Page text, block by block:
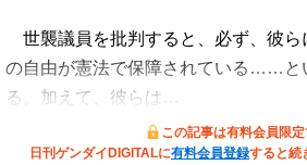
世襲議員を批判すると、必ず、彼ら
の自由が憲法で保障されている……と
る。加えて、彼らは…
この記事は有料会員限定
日刊ゲンダイDIGITALに有料会員登録すると続